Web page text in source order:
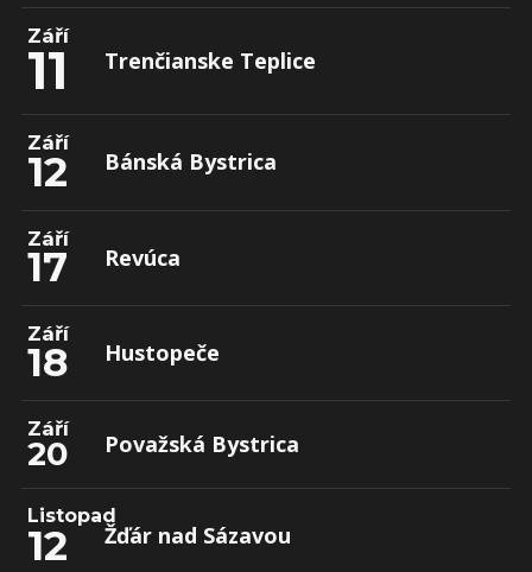
Září
11 Trenčianske Teplice
Září
12 Bánská Bystrica
Září
17 Revúca
Září
18 Hustopeče
Září
20 Považská Bystrica
Listopad
12 Žďár nad Sázavou